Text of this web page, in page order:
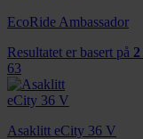
EcoRide Ambassador
Resultatet er basert på 2
63
Asaklitt eCity 36 V